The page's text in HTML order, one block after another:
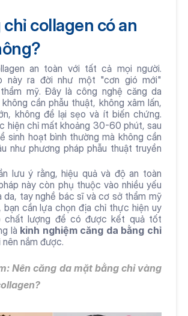
chỉ collagen có an
an toàn với tất cả mọi người.
này ra đời như một "cơn gió mới"
mỹ. Đây là công nghệ căng da
cần phẫu thuật, không xâm lấn,
không để lại sẹo và ít biến chứng.
hiện chỉ mất khoảng 30-60 phút, sau
sinh hoạt bình thường mà không cần
như phương pháp phẫu thuật truyền
lưu ý rằng, hiệu quả và độ an toàn
này còn phụ thuộc vào nhiều yếu
da, tay nghề bác sĩ và cơ sở thẩm mỹ
bạn cần lựa chọn địa chỉ thực hiện uy
chất lượng để có được kết quả tốt
là kinh nghiệm căng da bằng chỉ
nắm được.
Nên căng da mặt bằng chỉ vàng